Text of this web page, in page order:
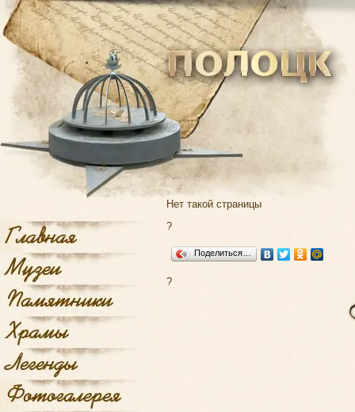
Нет такой страницы
?
Поделиться…
?